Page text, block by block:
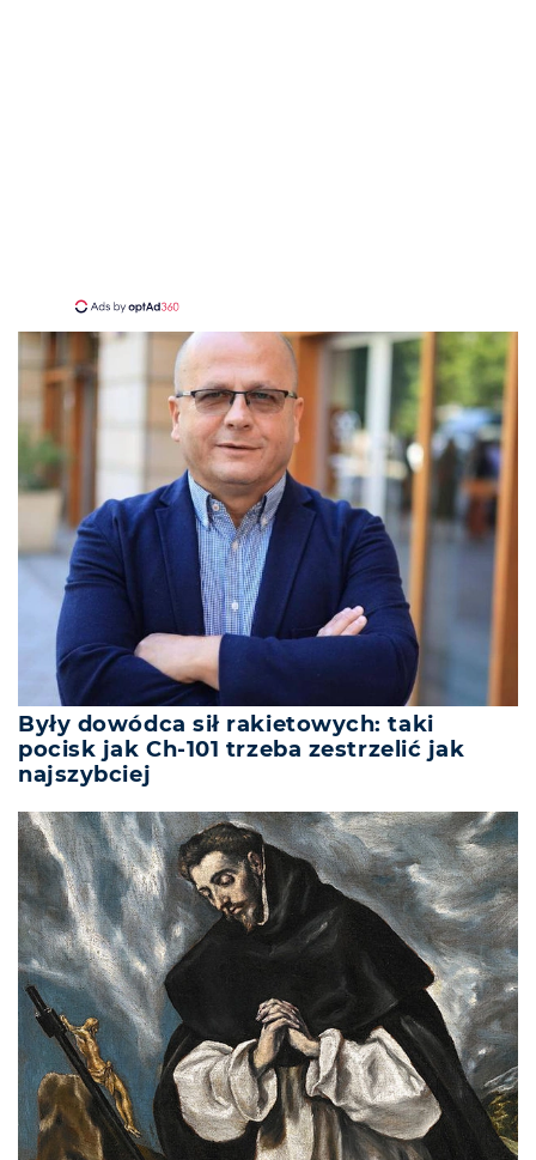
Były dowódca sił rakietowych: taki
pocisk jak Ch-101 trzeba zestrzelić jak
najszybciej